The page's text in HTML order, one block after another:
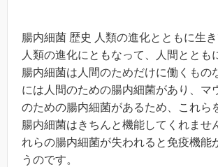
腸内細菌 歴史 人類の進化とともに生き
人類の進化にともなって、人間ととも
腸内細菌は人間のためだけに働くもの
には人間のための腸内細菌があり、マ
のための腸内細菌があるため、これら
腸内細菌はきちんと機能してくれませ
れらの腸内細菌が失われると免疫機能
うのです。